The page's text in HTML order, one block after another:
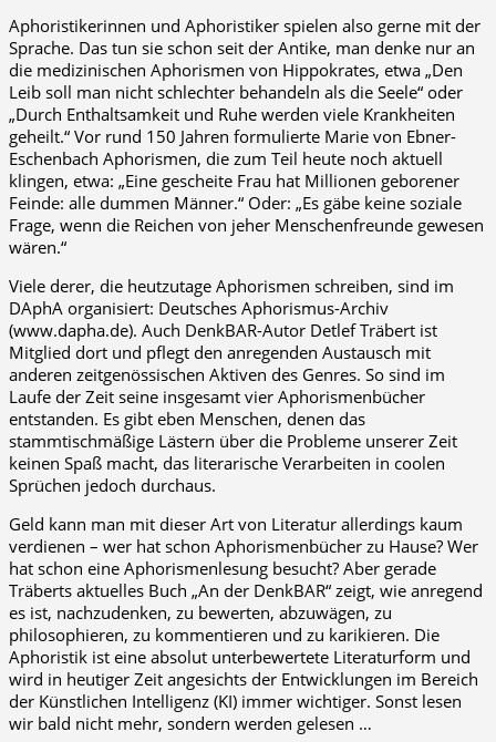
Aphoristikerinnen und Aphoristiker spielen also gerne mit der
Sprache. Das tun sie schon seit der Antike, man denke nur an
die medizinischen Aphorismen von Hippokrates, etwa „Den
Leib soll man nicht schlechter behandeln als die Seele“ oder
„Durch Enthaltsamkeit und Ruhe werden viele Krankheiten
geheilt.“ Vor rund 150 Jahren formulierte Marie von Ebner-
Eschenbach Aphorismen, die zum Teil heute noch aktuell
klingen, etwa: „Eine gescheite Frau hat Millionen geborener
Feinde: alle dummen Männer.“ Oder: „Es gäbe keine soziale
Frage, wenn die Reichen von jeher Menschenfreunde gewesen
wären.“
Viele derer, die heutzutage Aphorismen schreiben, sind im
DAphA organisiert: Deutsches Aphorismus-Archiv
(www.dapha.de). Auch DenkBAR-Autor Detlef Träbert ist
Mitglied dort und pflegt den anregenden Austausch mit
anderen zeitgenössischen Aktiven des Genres. So sind im
Laufe der Zeit seine insgesamt vier Aphorismenbücher
entstanden. Es gibt eben Menschen, denen das
stammtischmäßige Lästern über die Probleme unserer Zeit
keinen Spaß macht, das literarische Verarbeiten in coolen
Sprüchen jedoch durchaus.
Geld kann man mit dieser Art von Literatur allerdings kaum
verdienen – wer hat schon Aphorismenbücher zu Hause? Wer
hat schon eine Aphorismenlesung besucht? Aber gerade
Träberts aktuelles Buch „An der DenkBAR“ zeigt, wie anregend
es ist, nachzudenken, zu bewerten, abzuwägen, zu
philosophieren, zu kommentieren und zu karikieren. Die
Aphoristik ist eine absolut unterbewertete Literaturform und
wird in heutiger Zeit angesichts der Entwicklungen im Bereich
der Künstlichen Intelligenz (KI) immer wichtiger. Sonst lesen
wir bald nicht mehr, sondern werden gelesen …